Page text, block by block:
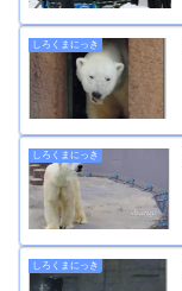
しろくまにっき
しろくまにっき
しろくまにっき